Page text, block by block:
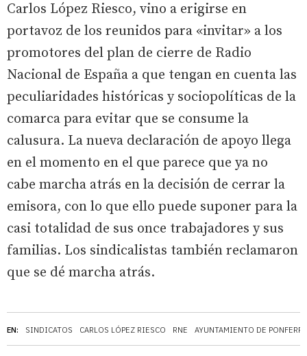
EN: SINDICATOS CARLOS LÓPEZ RIESCO RNE AYUNTAMIENTO DE
Carlos López Riesco, vino a erigirse en
portavoz de los reunidos para «invitar» a los
promotores del plan de cierre de Radio
Nacional de España a que tengan en cuenta las
peculiaridades históricas y sociopolíticas de la
comarca para evitar que se consume la
calusura. La nueva declaración de apoyo llega
en el momento en el que parece que ya no
cabe marcha atrás en la decisión de cerrar la
emisora, con lo que ello puede suponer para la
casi totalidad de sus once trabajadores y sus
familias. Los sindicalistas también reclamaron
que se dé marcha atrás.